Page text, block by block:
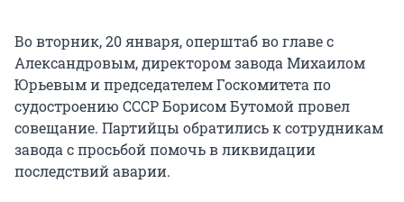
Во вторник, 20 января, оперштаб во главе с
Александровым, директором завода Михаилом
Юрьевым и председателем Госкомитета по
судостроению СССР Борисом Бутомой провел
совещание. Партийцы обратились к сотрудникам
завода с просьбой помочь в ликвидации
последствий аварии.